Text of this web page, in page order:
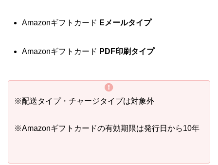
Amazonギフトカード Eメールタイプ
Amazonギフトカード PDF印刷タイプ
※配送タイプ・チャージタイプは対象外
※Amazonギフトカードの有効期限は発行日から10年